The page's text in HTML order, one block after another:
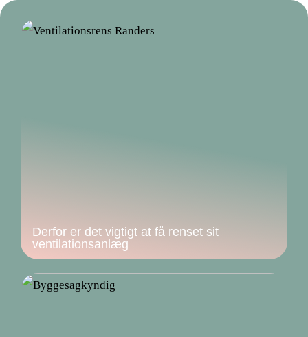
Derfor er det vigtigt at få renset sit
ventilationsanlæg